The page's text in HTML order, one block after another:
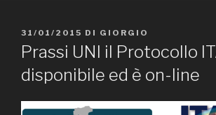
PUBBLICATO
IL
31/01/2015 DI GIORGIO
Prassi UNI il Protocollo
disponibile ed è on-line